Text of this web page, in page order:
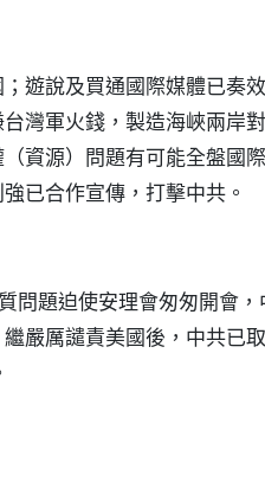
遊說及買通國際媒體已奏
灣軍火錢，製造海峽兩岸
資源）問題有可能全盤國
已合作宣傳，打擊中共。
問題迫使安理會匆匆開會
嚴厲譴責美國後，中共已